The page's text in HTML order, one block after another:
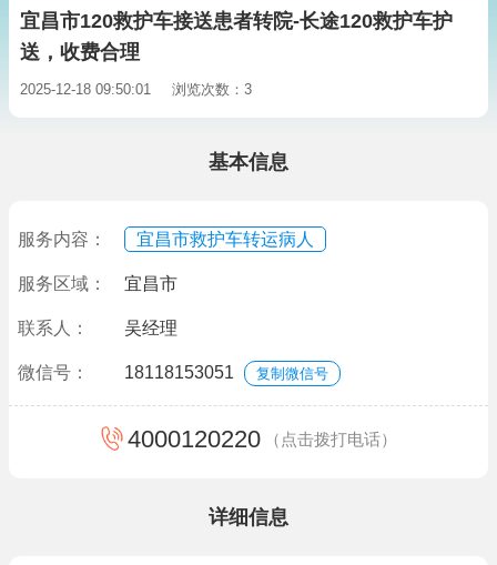
宜昌市120救护车接送患者转院-长途120救护车护
送，收费合理
2025-12-18 09:50:01 浏览次数：3
基本信息
服务内容： 宜昌市救护车转运病人
服务区域： 宜昌市
联系人： 吴经理
微信号： 18118153051 复制微信号
4000120220 （点击拨打电话）
详细信息